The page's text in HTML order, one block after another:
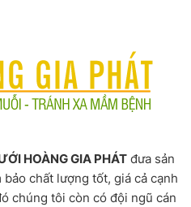
HOÀNG GIA PHÁT đưa sản
chất lượng tốt, giá cả cạnh
chúng tôi còn có đội ngũ cán